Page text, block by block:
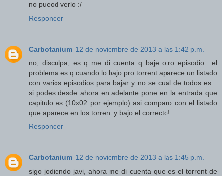
no pueod verlo :/
Responder
Carbotanium 12 de noviembre de 2013 a las 1:42 p.m.
no, disculpa, es q me di cuenta q baje otro episodio.. el
problema es q cuando lo bajo pro torrent aparece un listado
con varios episodios para bajar y no se cual de todos es...
si podes desde ahora en adelante pone en la entrada que
capitulo es (10x02 por ejemplo) asi comparo con el listado
que aparece en los torrent y bajo el correcto!
Responder
Carbotanium 12 de noviembre de 2013 a las 1:45 p.m.
sigo jodiendo javi, ahora me di cuenta que es el torrent de